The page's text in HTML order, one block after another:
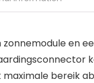
zonnemodule en
maximale bereik